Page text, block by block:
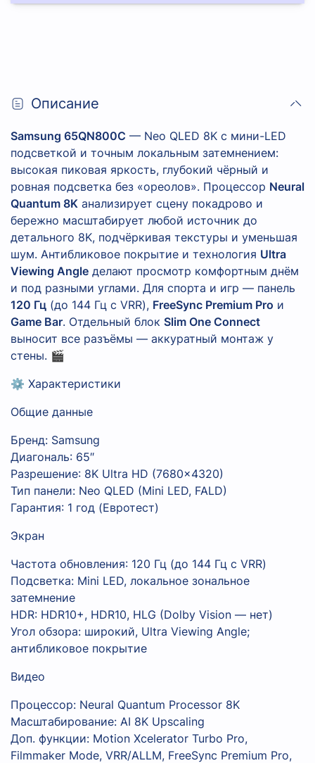
Описание
Samsung 65QN800C — Neo QLED 8K с мини-LED
подсветкой и точным локальным затемнением:
высокая пиковая яркость, глубокий чёрный и
ровная подсветка без «ореолов». Процессор Neural
Quantum 8K анализирует сцену покадрово и
бережно масштабирует любой источник до
детального 8K, подчёркивая текстуры и уменьшая
шум. Антибликовое покрытие и технология Ultra
Viewing Angle делают просмотр комфортным днём
и под разными углами. Для спорта и игр — панель
120 Гц (до 144 Гц с VRR), FreeSync Premium Pro и
Game Bar. Отдельный блок Slim One Connect
выносит все разъёмы — аккуратный монтаж у
стены. 🎬
⚙️ Характеристики
Общие данные
Бренд: Samsung
Диагональ: 65″
Разрешение: 8K Ultra HD (7680×4320)
Тип панели: Neo QLED (Mini LED, FALD)
Гарантия: 1 год (Евротест)
Экран
Частота обновления: 120 Гц (до 144 Гц с VRR)
Подсветка: Mini LED, локальное зональное
затемнение
HDR: HDR10+, HDR10, HLG (Dolby Vision — нет)
Угол обзора: широкий, Ultra Viewing Angle;
антибликовое покрытие
Видео
Процессор: Neural Quantum Processor 8K
Масштабирование: AI 8K Upscaling
Доп. функции: Motion Xcelerator Turbo Pro,
Filmmaker Mode, VRR/ALLM, FreeSync Premium Pro,